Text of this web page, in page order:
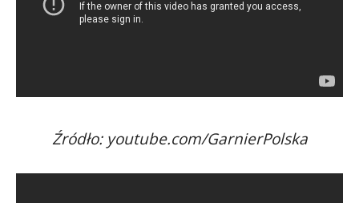
Źródło: youtube.com/GarnierPolska